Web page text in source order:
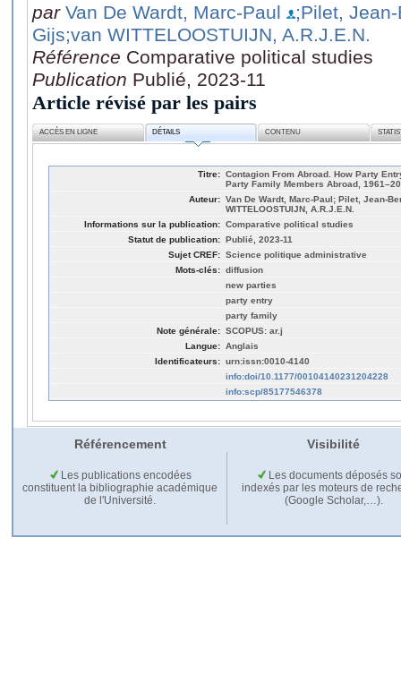
par Van De Wardt, Marc-Paul
;Pilet,
Gijs;van WITTELOOSTUIJN, A.R.J.E.N.
Référence Comparative political studies
Publication Publié, 2023-11
Article révisé par les pairs
ACCÈS EN LIGNE DÉTAILS CONTENU
Titre: Contagion From Abroad. How Party
Party Family Members Abroad,
Auteur: Van De Wardt, Marc-Paul; Pilet, Jean-
WITTELOOSTUIJN, A.R.J.E.N.
Informations sur la publication: Comparative political studies
Statut de publication: Publié, 2023-11
Sujet CREF: Science politique administrative
Mots-clés: diffusion
new parties
party entry
party family
Note générale: SCOPUS: ar.j
Langue: Anglais
Identificateurs: urn:issn:0010-4140
info:doi/10.1177/00104140231204228
info:scp/85177546378
Référencement Visibilité
Les publications encodées
constituent la bibliographie académique
de l'Université.
Les documents déposés
indexés par les moteurs de
(Google Scholar,…).